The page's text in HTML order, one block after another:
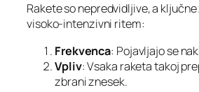
Rakete so nepredvidljive, a ključne
visoko‑intenzivni ritem:
Frekvenca: Pojavljajo se
Vpliv: Vsaka raketa takoj
zbrani znesek.